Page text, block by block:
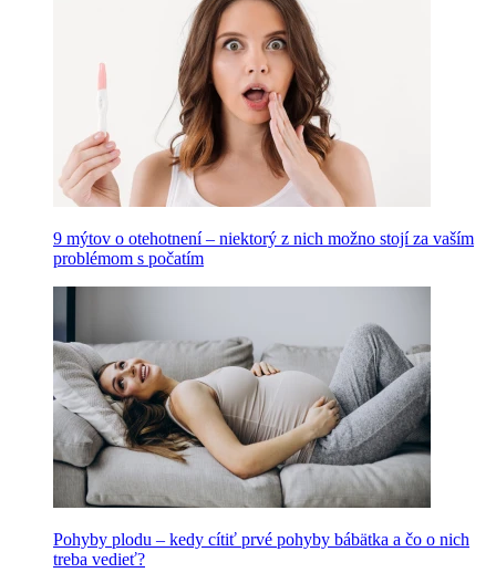
9 mýtov o otehotnení – niektorý z nich možno stojí za vaším
problémom s počatím
Pohyby plodu – kedy cítiť prvé pohyby bábätka a čo o nich
treba vedieť?